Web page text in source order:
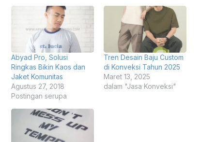
Abyad Pro, Solusi
Ringkas Bikin Kaos dan
Jaket Komunitas
Agustus 27, 2018
Postingan serupa
Tren Desain Baju Custom
di Konveksi Tahun 2025
Maret 13, 2025
dalam "Jasa Konveksi"